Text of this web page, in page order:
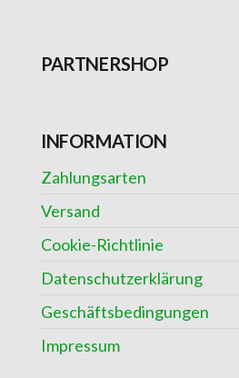
PARTNERSHOP
INFORMATION
Zahlungsarten
Versand
Cookie-Richtlinie
Datenschutzerklärung
Geschäftsbedingungen
Impressum